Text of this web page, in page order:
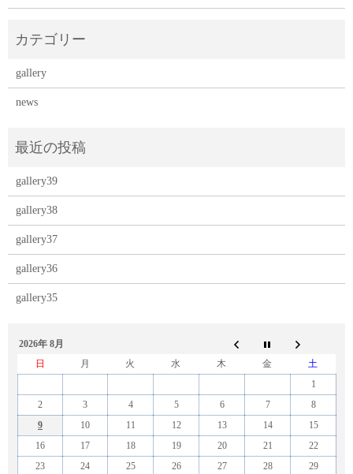
gallery
news
gallery39
gallery38
gallery37
gallery36
gallery35
2026年 8月
日
月 火 水 木 金
土
1
2
3 4 5 6 7
8
9
10 11 12 13 14
15
16
17 18 19 20 21
22
23
24 25 26 27 28 29